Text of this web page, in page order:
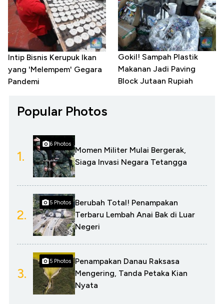
Intip Bisnis Kerupuk Ikan
yang 'Melempem' Gegara
Pandemi
Gokil! Sampah Plastik
Makanan Jadi Paving
Block Jutaan Rupiah
Popular Photos
1.
6 Photos
Momen Militer Mulai Bergerak,
Siaga Invasi Negara Tetangga
2.
5 Photos
Berubah Total! Penampakan
Terbaru Lembah Anai Bak di Luar
Negeri
3.
5 Photos
Penampakan Danau Raksasa
Mengering, Tanda Petaka Kian
Nyata